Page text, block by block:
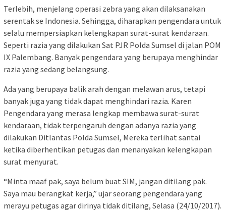
Terlebih, menjelang operasi zebra yang akan dilaksanakan
serentak se Indonesia. Sehingga, diharapkan pengendara untuk
selalu mempersiapkan kelengkapan surat-surat kendaraan.
Seperti razia yang dilakukan Sat PJR Polda Sumsel di jalan POM
IX Palembang. Banyak pengendara yang berupaya menghindar
razia yang sedang belangsung.
Ada yang berupaya balik arah dengan melawan arus, tetapi
banyak juga yang tidak dapat menghindari razia. Karen
Pengendara yang merasa lengkap membawa surat-surat
kendaraan, tidak terpengaruh dengan adanya razia yang
dilakukan Ditlantas Polda Sumsel, Mereka terlihat santai
ketika diberhentikan petugas dan menanyakan kelengkapan
surat menyurat.
“Minta maaf pak, saya belum buat SIM, jangan ditilang pak.
Saya mau berangkat kerja,” ujar seorang pengendara yang
merayu petugas agar dirinya tidak ditilang, Selasa (24/10/2017).